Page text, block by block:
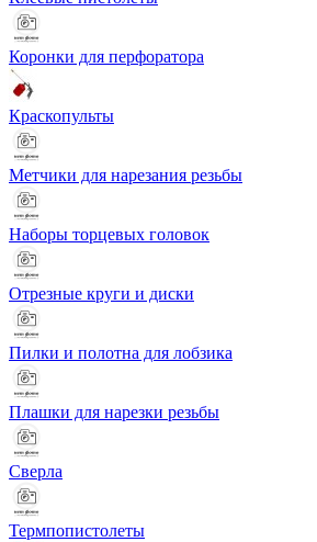
Коронки для перфоратора
Краскопульты
Метчики для нарезания резьбы
Наборы торцевых головок
Отрезные круги и диски
Пилки и полотна для лобзика
Плашки для нарезки резьбы
Сверла
Термпопистолеты